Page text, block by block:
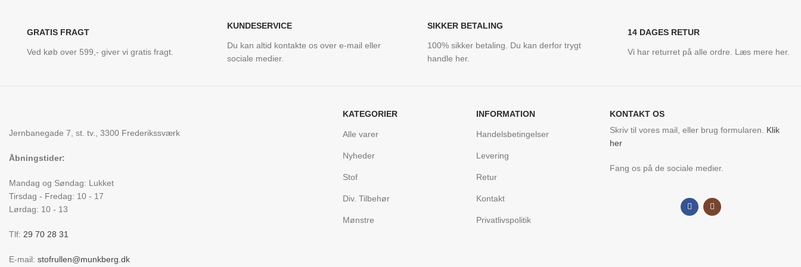
GRATIS FRAGT
Ved køb over 599,- giver vi gratis fragt.
KUNDESERVICE
Du kan altid kontakte os over e-mail eller
sociale medier.
SIKKER BETALING
100% sikker betaling. Du kan derfor trygt
handle her.
14 DAGES RETUR
Vi har returret på alle ordre. Læs mere her.
Jernbanegade 7, st. tv., 3300 Frederikssværk
Åbningstider:
Mandag og Søndag: Lukket
Tirsdag - Fredag: 10 - 17
Lørdag: 10 - 13
Tlf: 29 70 28 31
E-mail: stofrullen@munkberg.dk
KATEGORIER
Alle varer
Nyheder
Stof
Div. Tilbehør
Mønstre
INFORMATION
Handelsbetingelser
Levering
Retur
Kontakt
Privatlivspolitik
KONTAKT OS
Skriv til vores mail, eller brug formularen. Klik
her
Fang os på de sociale medier.